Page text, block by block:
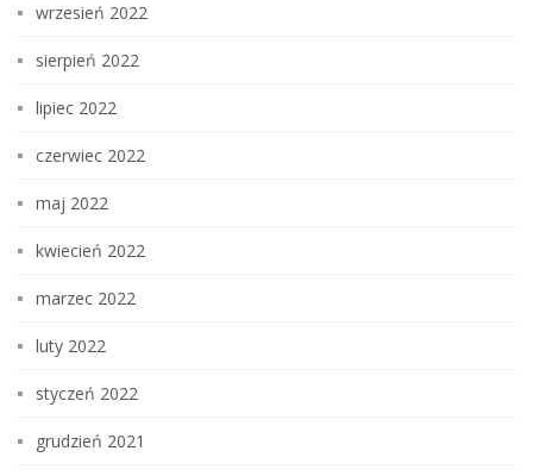
wrzesień 2022
sierpień 2022
lipiec 2022
czerwiec 2022
maj 2022
kwiecień 2022
marzec 2022
luty 2022
styczeń 2022
grudzień 2021